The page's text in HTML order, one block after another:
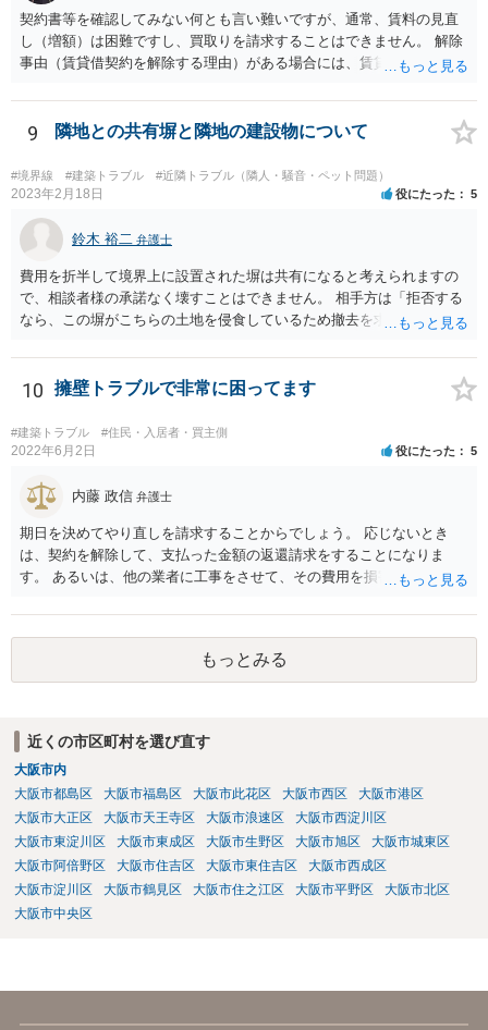
契約書等を確認してみない何とも言い難いですが、通常、賃料の見直
し（増額）は困難ですし、買取りを請求することはできません。 解除
事由（賃貸借契約を解除する理由）がある場合には、賃貸借契約を解
めることができる状況であれば、事実上、賃料の見直し（増額）や買
取りの交渉をすることもあり得るでしょう。 反対に、明け渡しを求め
ることが難しいのであれば、賃料の見直し（増額）や買取りの交渉も
困難とならざるを得ないでしょう。 いずれにしても、（強制的な）明
け渡しなどの請求もお考えなのであれば、現況や契約書等の確認が不
可欠ですから、資料等一式を持参して弁護士にご相談された方がよい
かと思います。
9 隣地との共有塀と隣地の建設物について
#境界線 #建築トラブル #近隣トラブル（隣人・騒音・ペット問題）
2023年2月18日 役にたった 5
鈴木 裕二 弁護士
費用を折半して境界上に設置された塀は共有になると考えられますの
で、相談者様の承諾なく壊すことはできません。 相手方は「拒否する
なら、この塀がこちらの土地を侵食しているため撤去を求める手続き
ているわけですから、相談者様の同意なく塀の撤去を求めることは法
的には難しいように思われます。 また、「隣地（相談者様）の許可」
というのが何の許可を示しているのか判然としませんが、一般に、高
層建築物の建築確認を得る際は、近隣住民と協議してその建築に関し
同意を得るよう行政指導が行われておりますので、（推測になってし
たのかもしれません。 近隣住民の同意は必須の要件ではないため、直
ちに建築確認自体が取り消されるわけではございませんが、虚偽の申
請を行ったことについて申請者の責任を追及する余地はあろうかと存
じます。 お話をお聞きする限り、相手方のやり口は非常に強引かつ高
圧的で、相談者様が恐怖を感じるのは無理もないことかと思います。
取った」ということについて説明を求める旨を記載した通知書を送り
士に任せることができ、相手方と話さなければならないという精神的
なご負担をなくすこともできます。 相手方に恐怖を感じ、ご自身で話
し合いを行うことができそうにないようでしたら、一度弁護士に依頼
することをご検討いただくのがよろしいかもしれません。 ご参考にな
れば幸いです。
10 擁壁トラブルで非常に困ってます
#建築トラブル #住民・入居者・買主側
2022年6月2日 役にたった 5
内藤 政信 弁護士
期日を決めてやり直しを請求することからでしょう。 応じないとき
は、契約を解除して、支払った金額の返還請求をすることになりま
す。 あるいは、他の業者に工事をさせて、その費用を損害として請求
もっとみる
近くの市区町村を選び直す
大阪市内
大阪市都島区
大阪市福島区 大阪市此花区 大阪市西区
大阪市港区
大阪市大正区
大阪市天王寺区 大阪市浪速区
大阪市西淀川区
大阪市東淀川区
大阪市東成区 大阪市生野区 大阪市旭区
大阪市城東区
大阪市阿倍野区
大阪市住吉区 大阪市東住吉区
大阪市西成区
大阪市淀川区
大阪市鶴見区 大阪市住之江区 大阪市平野区
大阪市北区
大阪市中央区